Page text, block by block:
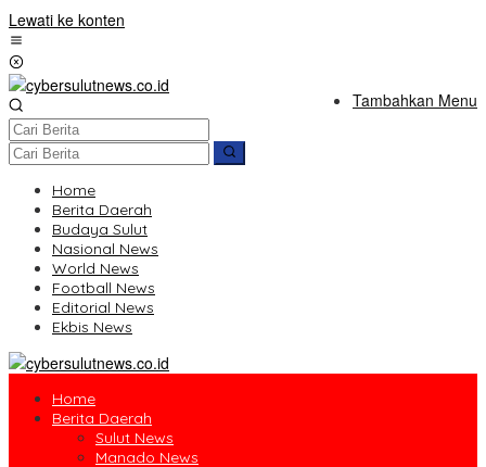
Lewati ke konten
Tambahkan Menu
Home
Berita Daerah
Budaya Sulut
Nasional News
World News
Football News
Editorial News
Ekbis News
Home
Berita Daerah
Sulut News
Manado News